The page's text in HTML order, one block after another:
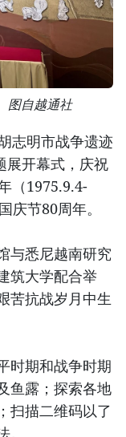
图自越通社
志明市战争遗迹
展开幕式，庆祝
（1975.9.4-
庆节80周年。
与悉尼越南研究
筑大学配合举
苦抗战岁月中生
时期和战争时期
鱼露；探索各地
扫描二维码以了